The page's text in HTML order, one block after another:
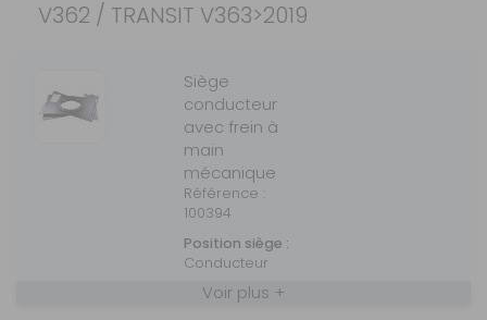
V362 / TRANSIT V363>2019
Siège
conducteur
avec frein à
main
mécanique
Référence :
100394
Position siège :
Conducteur
Type frein à
Voir plus +